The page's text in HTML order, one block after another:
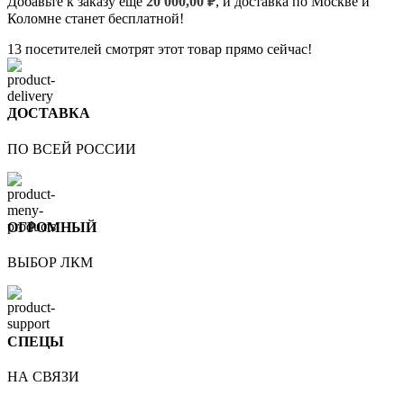
Коломне станет бесплатной!
13 посетителей смотрят этот товар прямо сейчас!
ДОСТАВКА
ПО ВСЕЙ РОССИИ
ОГРОМНЫЙ
ВЫБОР ЛКМ
СПЕЦЫ
НА СВЯЗИ